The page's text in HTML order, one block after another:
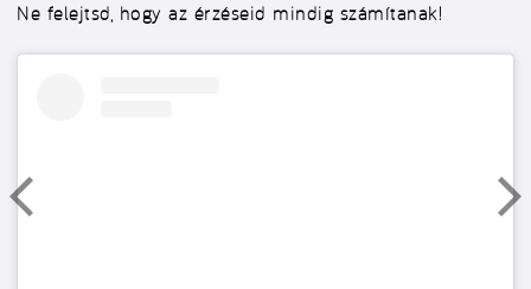
Ne felejtsd, hogy az érzéseid mindig számítanak!